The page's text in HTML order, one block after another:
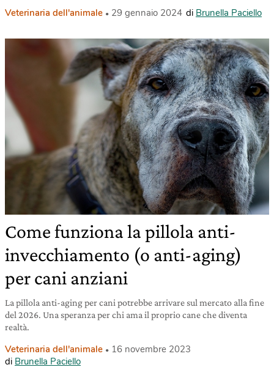
Veterinaria dell'animale 29 gennaio 2024 di Brunella Paciello
Come funziona la pillola anti-
invecchiamento (o anti-aging)
per cani anziani
La pillola anti-aging per cani potrebbe arrivare sul mercato alla fine
del 2026. Una speranza per chi ama il proprio cane che diventa
realtà.
Veterinaria dell'animale
16 novembre 2023
di Brunella Paciello